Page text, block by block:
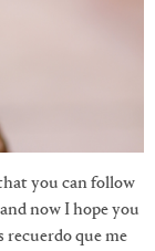
you can follow
now I hope you
recuerdo que me